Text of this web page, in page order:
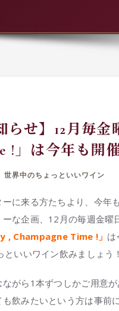
らせ】12月毎
!」は今年も開催
世界中のちょっといいワイン
に来る方たちより、今年
な企画、12月の毎週金
, Champagne Time !」 は
いいワイン飲みましょう
がら1本ずつしかご用意
飲みたいという方は事前